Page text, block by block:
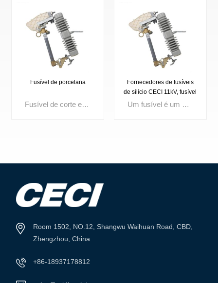
Fusível de porcelana
Fusível de corte externo Tensão nominal: 3 kV, 10 kV, 15 kV, 24 kV, 27 kV, 33 kV, 36 kV Corrente até: 100 A, 200 A
VEJA MAIS
Fornecedores de fusíveis
de silício CECI 11kV, fusível
excelente
Um fusível é um dispositivo compacto de proteção contra sobrecorrente que funde o seu elemento interno quando a corrente excede um limite definido, interrompendo instantaneamente o circuito. Amplamente utilizados na distribuição de energia, aparelhagem de manobra, transformadores e painéis de controlo, os fusíveis de alta qualidade garantem um isolamento rápido de falhas, aumentam a segurança do circuito e a fiabilidade do sistema.
Room 1502, NO.12, Shangwu Waihuan Road, CBD,
Zhengzhou, China
+86-18937178812